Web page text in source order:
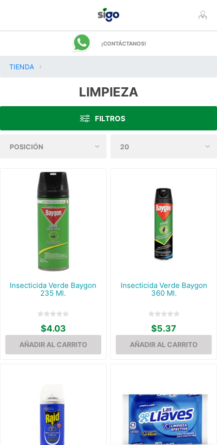
¡CONTÁCTANOS!
TIENDA
LIMPIEZA
FILTROS
Insecticida Verde Baygon
235 Ml.
$4.03
Insecticida Verde Baygon
360 Ml.
$5.37